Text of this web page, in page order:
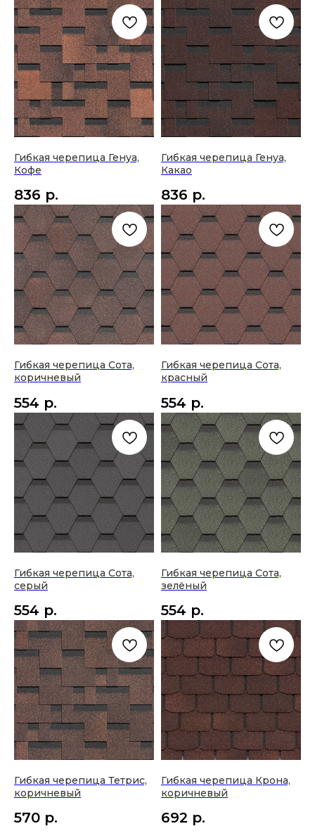
Гибкая черепица Генуа,
Кофе
836 р.
Гибкая черепица Генуа,
Какао
836 р.
Гибкая черепица Сота,
коричневый
554 р.
Гибкая черепица Сота,
красный
554 р.
Гибкая черепица Сота,
серый
554 р.
Гибкая черепица Сота,
зелёный
554 р.
Гибкая черепица Тетрис,
коричневый
570 р.
Гибкая черепица Крона,
коричневый
692 р.
Покупателю
Доставка и оплата
Акции и скидки
Полезные материалы
Каталог
Стеновые покрытия
Напольные покрытия
Строительство
Свет
Производители
Политика конфиденциальности
О компании
О компании
Услуги
Проекты
Отзывы
Шоурум
Контакты
+7 (903) 511-88-14
+7 (495) 642-12-77
str-basset@mail.ru
МО, Одинцовский р-н,
п.Заречье, ул.Торговая,
стр.2, ТВЦ "Элитстрой
материалы", 1 этаж, место
А-36
Контакты
2023 © Basset